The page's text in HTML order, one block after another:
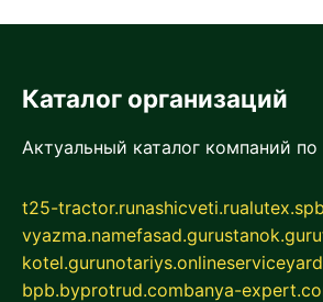
Каталог организаций
Актуальный каталог компаний
t25-tractor.runashicveti.ru
vyazma.namefasad.gurustanok.guru
kotel.gurunotariys.online
bpb.byprotrud.combanya-